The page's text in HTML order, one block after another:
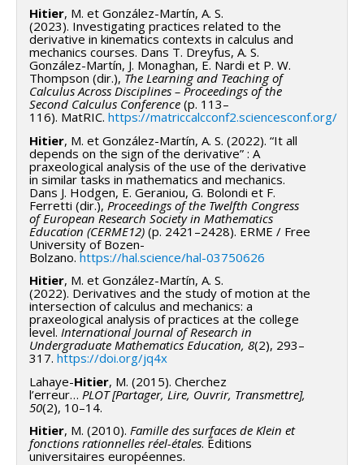
exemple, les communautés d'apprentissage établies à
Dawson, SALTISE. Nous comptons, entre autres,
inviter les étudiants assistants de recherche, à se
joindre à nos CACE. De plus, le réseau collégial aurait
accès à toutes les ressources générées concernant
les outils d'alignement des programmes, notamment
collaboration et l'échange d'expertise entre les
enseignants. Enfin, notre équipe d'experts en
recherche contribuera au développement
professionnel continu des enseignants en proposant
des ateliers et en animant des présentations lors de
journées pédagogiques dans chacun de nos collèges,
ainsi qu'à l'occasion de la journée
pédagogique intercollégiale, pour partager les
résultats de nos recherches et les bonnes pratiques
en matière d'enseignement interdisciplinaire.
Hitier, M. et González-Martín, A. S.
(2023). Investigating practices related to the
derivative in kinematics contexts in calculus and
mechanics courses. Dans T. Dreyfus, A. S.
González-Martín, J. Monaghan, E. Nardi et P. W.
Thompson (dir.), The Learning and Teaching of
Calculus Across Disciplines – Proceedings of the
Second Calculus Conference (p. 113–
116). MatRIC. https://matriccalcconf2.sciencesconf.org/
Hitier, M. et González-Martín, A. S. (2022). “It all
depends on the sign of the derivative” : A
praxeological analysis of the use of the derivative
in similar tasks in mathematics and mechanics.
Dans J. Hodgen, E. Geraniou, G. Bolondi et F.
Ferretti (dir.), Proceedings of the Twelfth Congress
of European Research Society in Mathematics
Education (CERME12) (p. 2421–2428). ERME / Free
University of Bozen-
Bolzano. https://hal.science/hal-03750626
Hitier, M. et González-Martín, A. S.
(2022). Derivatives and the study of motion at the
intersection of calculus and mechanics: a
praxeological analysis of practices at the college
level. International Journal of Research in
Undergraduate Mathematics Education, 8(2), 293–
317. https://doi.org/jq4x
Lahaye-Hitier, M. (2015). Cherchez
l’erreur… PLOT[Partager, Lire, Ouvrir, Transmettre],
50(2), 10–14.
Hitier, M. (2010). Famille des surfaces de Klein et
fonctions rationnelles réel-étales. Éditions
universitaires européennes.